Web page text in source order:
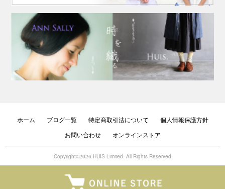
ホーム ブログ一覧 特定商取引法について
個人情報保護方針
お問い合わせ
オンラインストア
Copyright©2026 HUIS Limited. All Rights Reserved